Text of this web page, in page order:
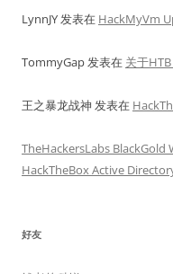
LynnJY发表在 HackMyVm
TommyGap发表在 关于
王之暴龙战神 发表在
TheHackersLabs
HackTheBox Active
好友